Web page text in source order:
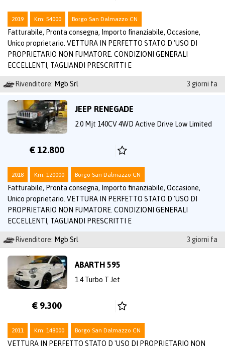
2019 Km: 54000 Borgo San Dalmazzo CN
Fatturabile, Pronta consegna, Importo finanziabile, Occasione,
Unico proprietario. VETTURA IN PERFETTO STATO D 'USO DI
PROPRIETARIO NON FUMATORE. CONDIZIONI GENERALI
ECCELLENTI, TAGLIANDI PRESCRITTI E
Rivenditore: Mgb Srl 3 giorni fa
JEEP RENEGADE
2.0 Mjt 140CV 4WD Active Drive Low Limited
€ 12.800
2018 Km: 120000 Borgo San Dalmazzo CN
Fatturabile, Pronta consegna, Importo finanziabile, Occasione,
Unico proprietario. VETTURA IN PERFETTO STATO D 'USO DI
PROPRIETARIO NON FUMATORE. CONDIZIONI GENERALI
ECCELLENTI, TAGLIANDI PRESCRITTI E
Rivenditore: Mgb Srl 3 giorni fa
ABARTH 595
1.4 Turbo T Jet
€ 9.300
2011 Km: 148000 Borgo San Dalmazzo CN
VETTURA IN PERFETTO STATO D 'USO DI PROPRIETARIO NON